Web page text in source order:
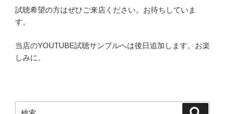
試聴希望の方はぜひご来店ください。お待ちしていま
す。
当店のYOUTUBE試聴サンプルへは後日追加します。お楽
しみに。
検